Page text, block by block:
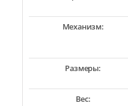
Механизм:
Размеры:
Вес: